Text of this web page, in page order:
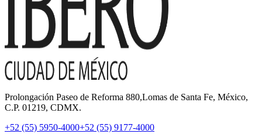
Prolongación Paseo de Reforma 880,Lomas de Santa Fe, México,
C.P. 01219, CDMX.
+52 (55) 5950-4000+52 (55) 9177-4000